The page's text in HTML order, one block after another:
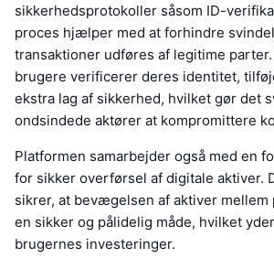
sikkerhedsprotokoller såsom ID-
proces hjælper med at forhindre
transaktioner udføres af legitime
brugere verificerer deres identitet,
ekstra lag af sikkerhed, hvilket gør det
ondsindede aktører at kompromittere
Platformen samarbejder også med en
for sikker overførsel af digitale aktiver.
sikrer, at bevægelsen af aktiver mellem
en sikker og pålidelig måde, hvilket
brugernes investeringer.